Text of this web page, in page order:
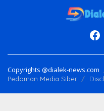
Copyrights @dialek-news.com
Pedoman Media Siber